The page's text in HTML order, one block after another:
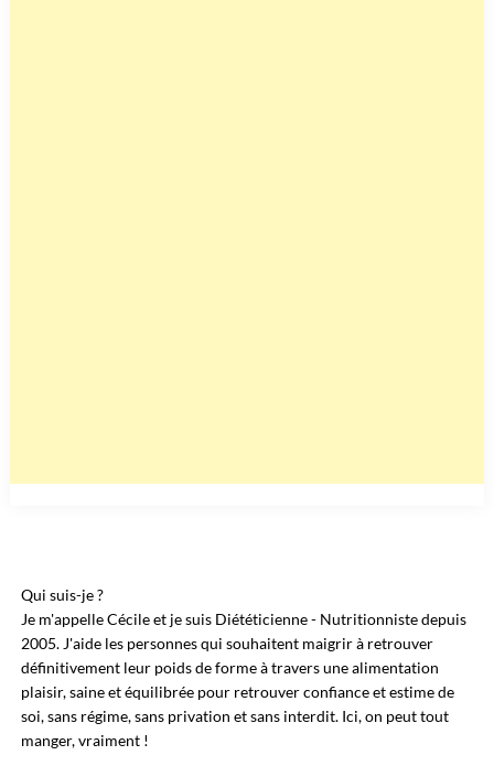
Qui suis-je ?
Je m'appelle Cécile et je suis Diététicienne - Nutritionniste depuis
2005. J'aide les personnes qui souhaitent maigrir à retrouver
définitivement leur poids de forme à travers une alimentation
plaisir, saine et équilibrée pour retrouver confiance et estime de
soi, sans régime, sans privation et sans interdit. Ici, on peut tout
manger, vraiment !